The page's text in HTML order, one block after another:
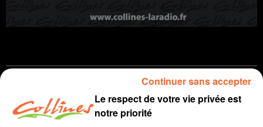
16 juin 2026 - 12 min 51 sec
Le respect de votre vie privée est
notre priorité
Continuer sans accepter